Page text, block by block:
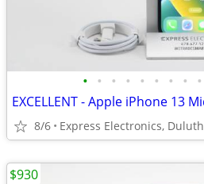
• • • • • • • • •
8/6 Express Electronics, Duluth
$930